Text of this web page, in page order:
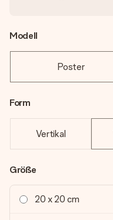
Modell
Poster
Form
Vertikal
Größe
20 x 20 cm